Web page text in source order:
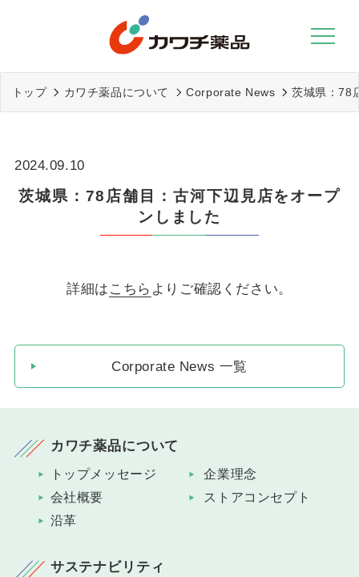
トップ カワチ薬品について Corporate News 茨城県：78
2024.09.10
茨城県：78店舗目：古河下辺見店をオープ
ンしました
詳細は こちら よりご確認ください。
Corporate News 一覧
カワチ薬品について
トップメッセージ
企業理念
会社概要
ストアコンセプト
沿革
サステナビリティ